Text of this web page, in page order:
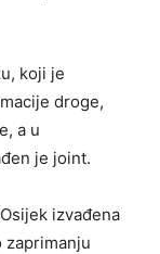
koji je
droge,
a u
je joint.
izvađena
zaprimanju